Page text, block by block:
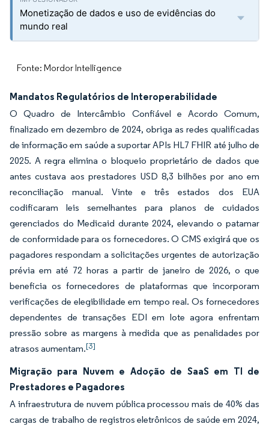
Monetização de dados e uso de evidências do
mundo real
Fonte: Mordor Intelligence
Mandatos Regulatórios de Interoperabilidade
O Quadro de Intercâmbio Confiável e Acordo Comum,
finalizado em dezembro de 2024, obriga as redes qualificadas
de informação em saúde a suportar APIs HL7 FHIR até julho de
2025. A regra elimina o bloqueio proprietário de dados que
antes custava aos prestadores USD 8,3 bilhões por ano em
reconciliação manual. Vinte e três estados dos EUA
codificaram leis semelhantes para planos de cuidados
gerenciados do Medicaid durante 2024, elevando o patamar
de conformidade para os fornecedores. O CMS exigirá que os
pagadores respondam a solicitações urgentes de autorização
prévia em até 72 horas a partir de janeiro de 2026, o que
beneficia os fornecedores de plataformas que incorporam
verificações de elegibilidade em tempo real. Os fornecedores
dependentes de transações EDI em lote agora enfrentam
pressão sobre as margens à medida que as penalidades por
atrasos aumentam.[3]
Migração para Nuvem e Adoção de SaaS em TI de
Prestadores e Pagadores
A infraestrutura de nuvem pública processou mais de 40% das
cargas de trabalho de registros eletrônicos de saúde em 2024,